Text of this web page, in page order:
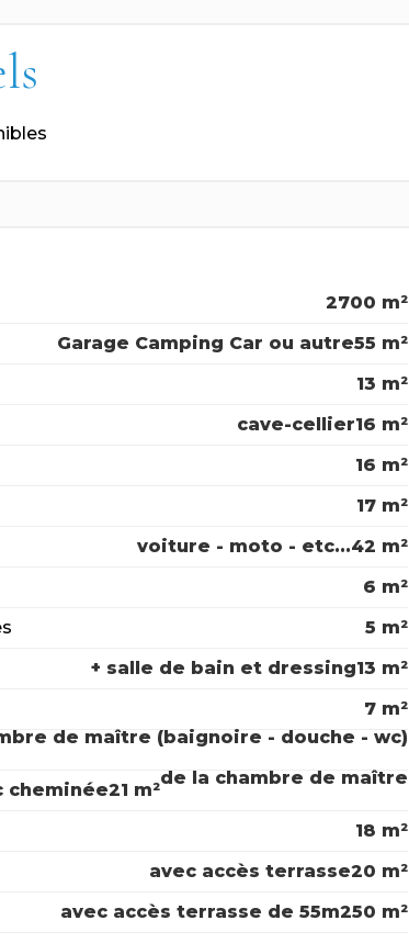
2700 m²
55 m²
Garage Camping Car ou autre
13 m²
16 m²
cave-cellier
16 m²
17 m²
42 m²
voiture - moto - etc...
6 m²
5 m²
13 m²
+ salle de bain et dressing
7 m²
de maître (baignoire - douche - wc)
de la chambre de maître
21 m²
cheminée
18 m²
20 m²
avec accès terrasse
50 m²
avec accès terrasse de 55m2